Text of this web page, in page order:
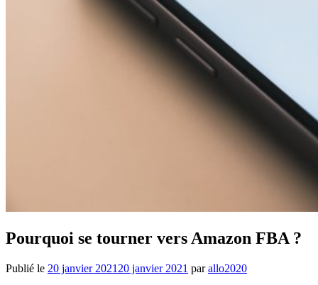
Pourquoi se tourner vers Amazon FBA ?
Publié le 20 janvier 2021 20 janvier 2021 parallo2020